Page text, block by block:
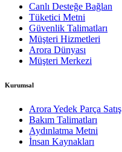
Canlı Desteğe Bağlan
Tüketici Metni
Güvenlik Talimatları
Müşteri Hizmetleri
Arora Dünyası
Müşteri Merkezi
Kurumsal
Arora Yedek Parça Satış
Bakım Talimatları
Aydınlatma Metni
İnsan Kaynakları